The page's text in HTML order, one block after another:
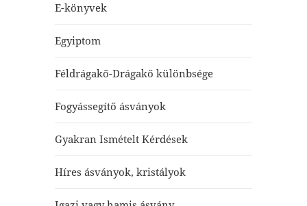
E-könyvek
Egyiptom
Féldrágakő-Drágakő különbsége
Fogyássegítő ásványok
Gyakran Ismételt Kérdések
Híres ásványok, kristályok